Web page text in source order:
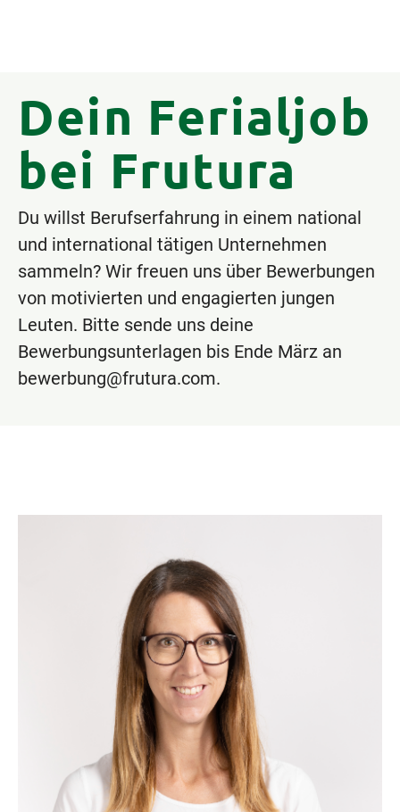
Dein Ferialjob
bei Frutura
Du willst Berufserfahrung in einem national
und international tätigen Unternehmen
sammeln? Wir freuen uns über Bewerbungen
von motivierten und engagierten jungen
Leuten. Bitte sende uns deine
Bewerbungsunterlagen bis Ende März an
bewerbung@frutura.com.